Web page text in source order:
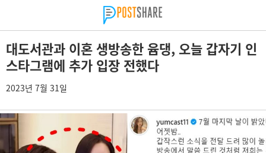
대도서관과 이혼 생방송한 윰댕, 오늘 갑자기 인
스타그램에 추가 입장 전했다
2023년 7월 31일